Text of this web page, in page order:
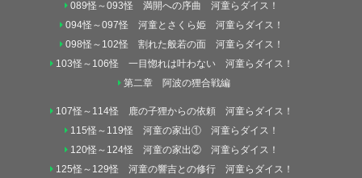
089怪～093怪 満開への序曲 河童らダイス！
094怪～097怪 河童とさくら姫 河童らダイス！
098怪～102怪 割れた般若の面 河童らダイス！
103怪～106怪 一目惚れは叶わない 河童らダイス！
第二章 阿波の狸合戦編
107怪～114怪 鹿の子狸からの依頼 河童らダイス！
115怪～119怪 河童の家出① 河童らダイス！
120怪～124怪 河童の家出② 河童らダイス！
125怪～129怪 河童の響吉との修行 河童らダイス！